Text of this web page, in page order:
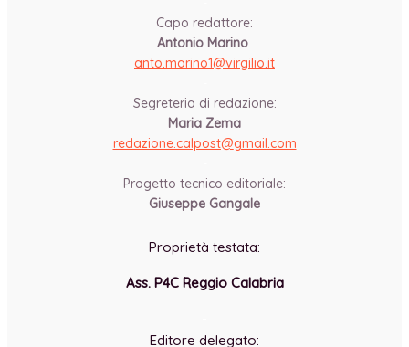
Capo redattore:
Antonio Marino
anto.marino1@virgilio.it
Segreteria di redazione:
Maria Zema
redazione.calpost@gmail.com
Progetto tecnico editoriale:
Giuseppe Gangale
Proprietà testata:
Ass. P4C Reggio Calabria
Editore delegato: